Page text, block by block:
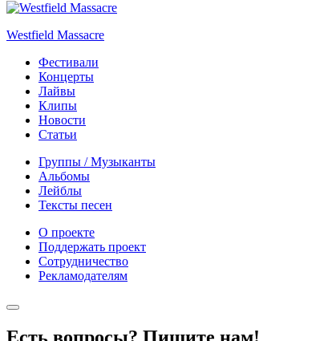
Westfield Massacre
Фестивали
Концерты
Лайвы
Клипы
Новости
Статьи
Группы / Музыканты
Альбомы
Лейблы
Тексты песен
О проекте
Поддержать проект
Сотрудничество
Рекламодателям
Есть вопросы? Пишите нам!